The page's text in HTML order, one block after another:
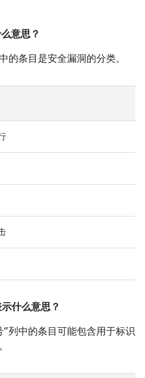
意思？
的条目是安全漏洞的分类。
什么意思？
列中的条目可能包含用于标识